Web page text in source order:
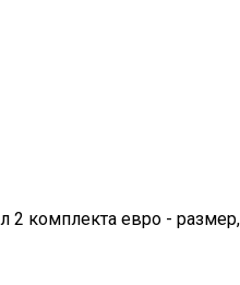
2 комплекта евро -